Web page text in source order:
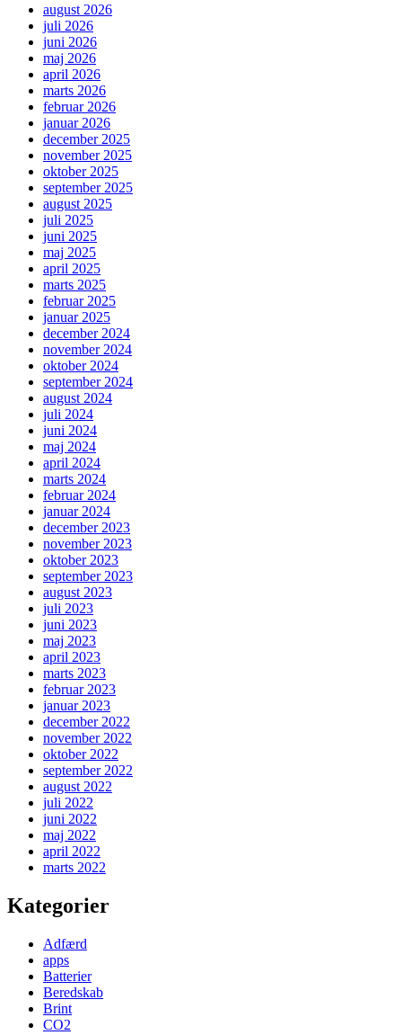
august 2026
juli 2026
juni 2026
maj 2026
april 2026
marts 2026
februar 2026
januar 2026
december 2025
november 2025
oktober 2025
september 2025
august 2025
juli 2025
juni 2025
maj 2025
april 2025
marts 2025
februar 2025
januar 2025
december 2024
november 2024
oktober 2024
september 2024
august 2024
juli 2024
juni 2024
maj 2024
april 2024
marts 2024
februar 2024
januar 2024
december 2023
november 2023
oktober 2023
september 2023
august 2023
juli 2023
juni 2023
maj 2023
april 2023
marts 2023
februar 2023
januar 2023
december 2022
november 2022
oktober 2022
september 2022
august 2022
juli 2022
juni 2022
maj 2022
april 2022
marts 2022
Kategorier
Adfærd
apps
Batterier
Beredskab
Brint
CO2